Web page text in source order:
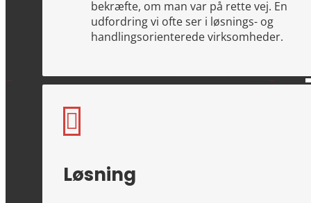
bekræfte, om man var på rette vej. En
udfordring vi ofte ser i løsnings- og
handlingsorienterede virksomheder.

Løsning